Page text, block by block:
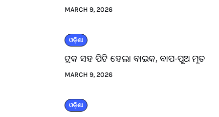
MARCH 9, 2026
ଓଡ଼ିଶା
ଟ୍ରକ ସହ ପିଟି ହେଲା ବାଇକ, ବାପ-ପୁଅ ମୃତ
MARCH 9, 2026
ଓଡ଼ିଶା